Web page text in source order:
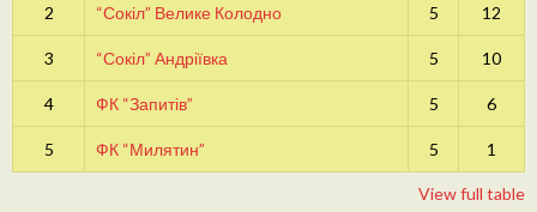
2 “Сокіл” Велике Колодно 5 12
3 “Сокіл” Андріївка 5 10
4 ФК “Запитів” 5 6
5 ФК “Милятин” 5 1
View full table